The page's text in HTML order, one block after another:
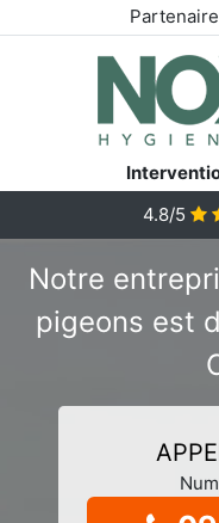
4.8/5
Notre
pigeons est